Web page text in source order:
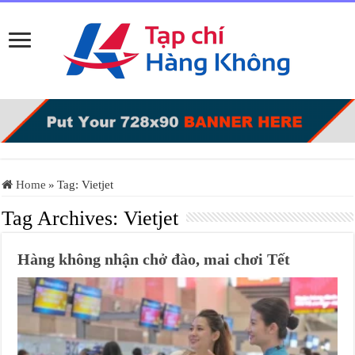
Home » Tag:Vietjet
Tag Archives:Vietjet
Hàng không nhận chở đào, mai chơi Tết